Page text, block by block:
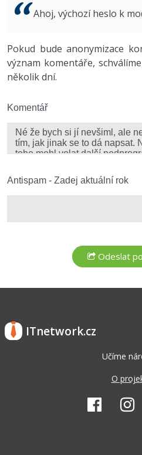
Copywriter
WordPress specialista
Algoritmy -41%
Umělá inteligence (AI)
Fórum
Windows
Kybernetická
Fórum
Ahoj, výchozí heslo k
Pokud bude anonymizace
význam komentáře,
několik dní.
Komentář
Antispam - Zadej aktuální rok
ITnetwork.cz
Učíme
O